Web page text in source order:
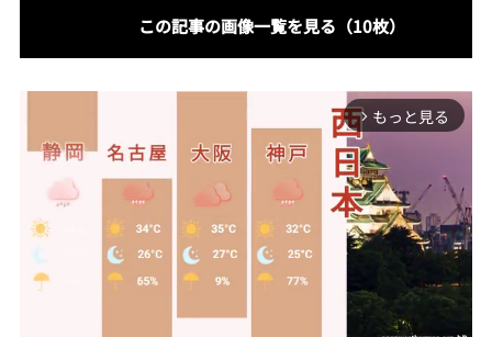
この記事の画像一覧を見る（10枚）
arrow_forward_ios もっと見る